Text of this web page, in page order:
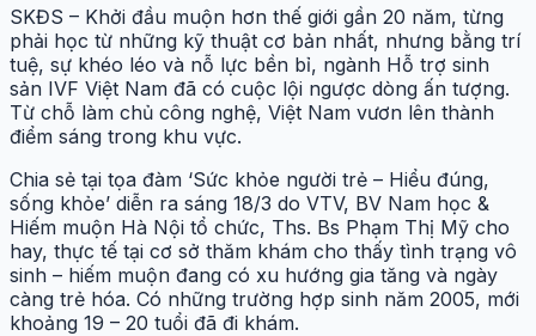
SKĐS – Khởi đầu muộn hơn thế giới gần 20 năm, từng
phải học từ những kỹ thuật cơ bản nhất, nhưng bằng trí
tuệ, sự khéo léo và nỗ lực bền bỉ, ngành Hỗ trợ sinh
sản IVF Việt Nam đã có cuộc lội ngược dòng ấn tượng.
Từ chỗ làm chủ công nghệ, Việt Nam vươn lên thành
điểm sáng trong khu vực.
Chia sẻ tại tọa đàm ‘Sức khỏe người trẻ – Hiểu đúng,
sống khỏe’ diễn ra sáng 18/3 do VTV, BV Nam học &
Hiếm muộn Hà Nội tổ chức, Ths. Bs Phạm Thị Mỹ cho
hay, thực tế tại cơ sở thăm khám cho thấy tình trạng vô
sinh – hiếm muộn đang có xu hướng gia tăng và ngày
càng trẻ hóa. Có những trường hợp sinh năm 2005, mới
khoảng 19 – 20 tuổi đã đi khám.